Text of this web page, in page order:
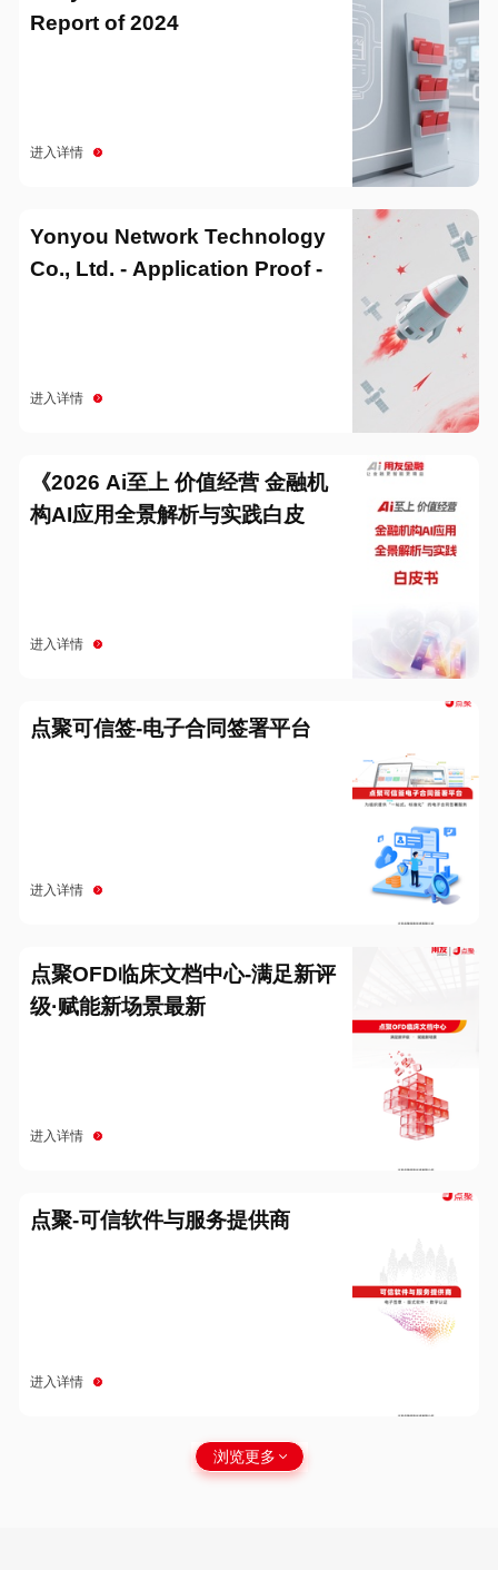
Report of 2024
进入详情
Yonyou Network Technology
Co., Ltd. - Application Proof -
进入详情
《2026 Ai至上 价值经营 金融机
构AI应用全景解析与实践白皮
进入详情
点聚可信签-电子合同签署平台
进入详情
点聚OFD临床文档中心-满足新评
级·赋能新场景最新
进入详情
点聚-可信软件与服务提供商
进入详情
浏览更多